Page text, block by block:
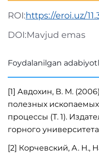
ROI:https://eroi.uz/
DOI:Mavjud emas
Foydalanilgan
[1] Авдохин, В. М.
полезных
процессы (Т. 1).
горного
[2] Корчевский, А. Н.,